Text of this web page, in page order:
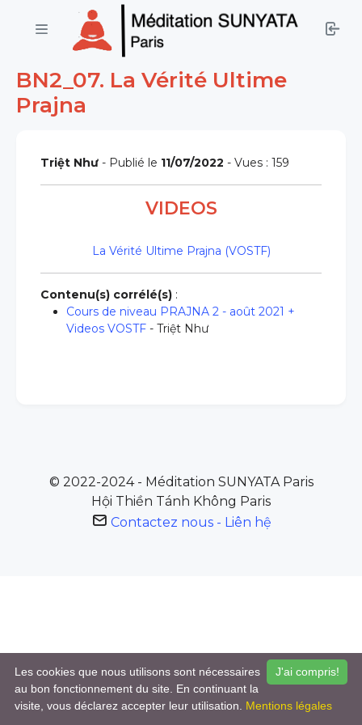
BN2_07. La Vérité Ultime
Prajna
Triệt Như - Publié le 11/07/2022 - Vues : 159
VIDEOS
La Vérité Ultime Prajna (VOSTF)
Contenu(s) corrélé(s) :
Cours de niveau PRAJNA 2 - août 2021 +
Videos VOSTF - Triệt Như
© 2022-2024 - Méditation SUNYATA Paris
Hội Thiền Tánh Không Paris
Contactez nous - Liên hệ
J'ai compris!
Les cookies que nous utilisons sont nécessaires
au bon fonctionnement du site. En continuant la
visite, vous déclarez accepter leur utilisation. Mentions légales